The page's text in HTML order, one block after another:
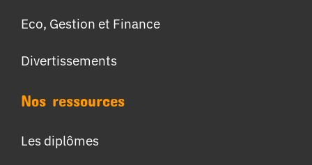
Eco, Gestion et Finance
Divertissements
Nos ressources
Les diplômes